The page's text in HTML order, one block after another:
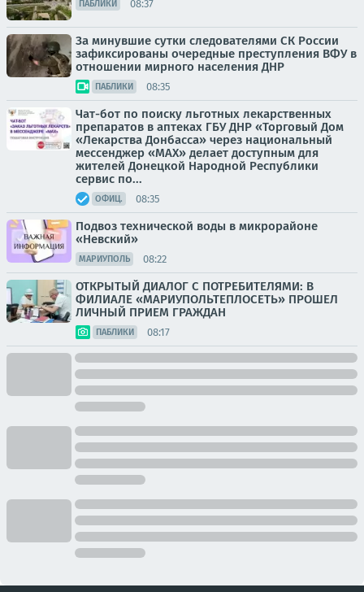
ПАБЛИКИ 08:37
За минувшие сутки следователями СК России
зафиксированы очередные преступления ВФУ в
отношении мирного населения ДНР
ПАБЛИКИ 08:35
Чат-бот по поиску льготных лекарственных
препаратов в аптеках ГБУ ДНР «Торговый Дом
«Лекарства Донбасса» через национальный
мессенджер «МАХ» делает доступным для
жителей Донецкой Народной Республики
сервис по...
ОФИЦ. 08:35
Подвоз технической воды в микрорайоне
«Невский»
МАРИУПОЛЬ 08:22
ОТКРЫТЫЙ ДИАЛОГ С ПОТРЕБИТЕЛЯМИ: В
ФИЛИАЛЕ «МАРИУПОЛЬТЕПЛОСЕТЬ» ПРОШЕЛ
ЛИЧНЫЙ ПРИЕМ ГРАЖДАН
ПАБЛИКИ 08:17